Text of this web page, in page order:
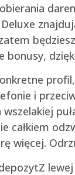
bonusy,
i
wszelakiej
całkiem
więcej.
Z